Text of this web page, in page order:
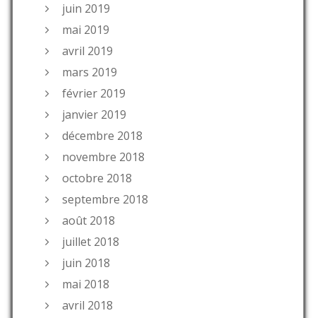
juin 2019
mai 2019
avril 2019
mars 2019
février 2019
janvier 2019
décembre 2018
novembre 2018
octobre 2018
septembre 2018
août 2018
juillet 2018
juin 2018
mai 2018
avril 2018